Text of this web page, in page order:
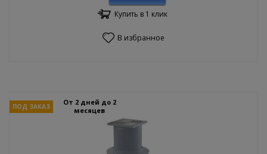
Купить в 1 клик
В избранное
ПОД ЗАКАЗ
От 2 дней до 2
месяцев